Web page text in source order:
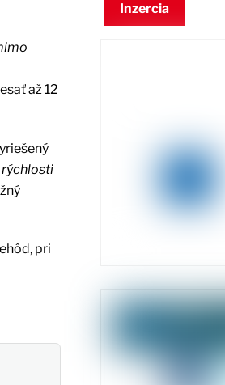
až 12
pri
Inzercia